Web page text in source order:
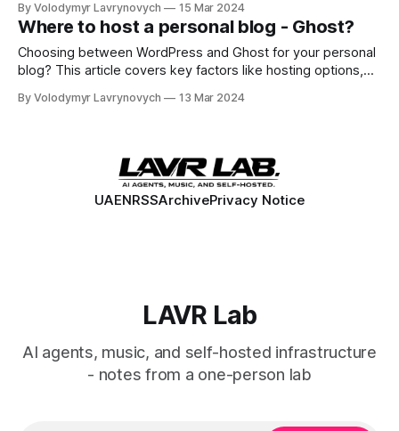
власним простором в інтернеті та роль ШІ, вірю, що
документування нашого шляху сьогодні принесе
користь як нам, так і іншим.
By Volodymyr Lavrynovych 15 Mar 2024
Where to host a personal blog - Ghost?
Choosing between WordPress and Ghost for your personal
blog? This article covers key factors like hosting options,
personal setup to help you make the best choice for your
By Volodymyr Lavrynovych 13 Mar 2024
UAENRSSArchivePrivacy Notice
LAVR Lab
AI agents, music, and self-hosted infrastructure
- notes from a one-person lab